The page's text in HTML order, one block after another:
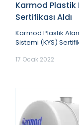
Karmod Plastik
Sertifikası Aldı
Karmod Plastik
Sistemi (KYS)
17 Ocak 2022